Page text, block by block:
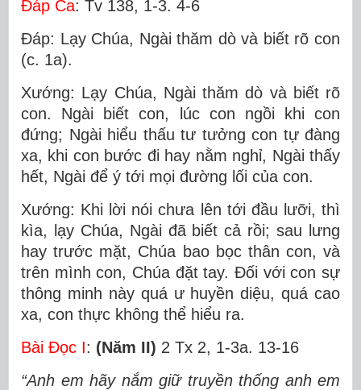
Ðáp Ca: Tv 138, 1-3. 4-6
Ðáp: Lạy Chúa, Ngài thăm dò và biết rõ con
(c. 1a).
Xướng: Lạy Chúa, Ngài thăm dò và biết rõ
con. Ngài biết con, lúc con ngồi khi con
đứng; Ngài hiểu thấu tư tưởng con tự đàng
xa, khi con bước đi hay nằm nghỉ, Ngài thấy
hết, Ngài để ý tới mọi đường lối của con.
Xướng: Khi lời nói chưa lên tới đầu lưỡi, thì
kìa, lạy Chúa, Ngài đã biết cả rồi; sau lưng
hay trước mặt, Chúa bao bọc thân con, và
trên mình con, Chúa đặt tay. Ðối với con sự
thông minh này quá ư huyền diệu, quá cao
xa, con thực không thể hiểu ra.
Bài Ðọc I: (Năm II) 2 Tx 2, 1-3a. 13-16
“Anh em hãy nắm giữ truyền thống anh em